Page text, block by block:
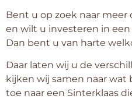
Bent u op zoek naar meer
en wilt u investeren in
Dan bent u van harte
Daar laten wij u de
kijken wij samen naar wat
toe naar een Sinterklaas